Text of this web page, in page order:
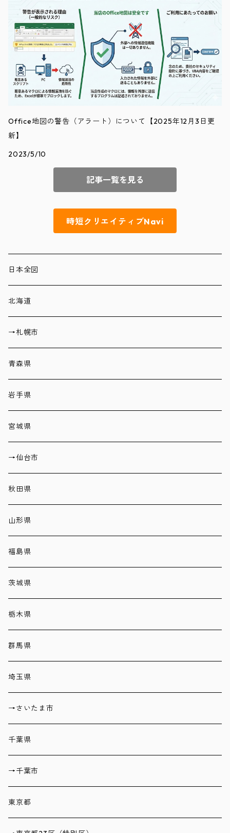
Office地図の警告（アラート）について【2025年12月3日更
新】
2023/5/10
記事一覧を見る
時短クリエイティブNavi
日本全図
北海道
→札幌市
青森県
岩手県
宮城県
→仙台市
秋田県
山形県
福島県
茨城県
栃木県
群馬県
埼玉県
→さいたま市
千葉県
→千葉市
東京都